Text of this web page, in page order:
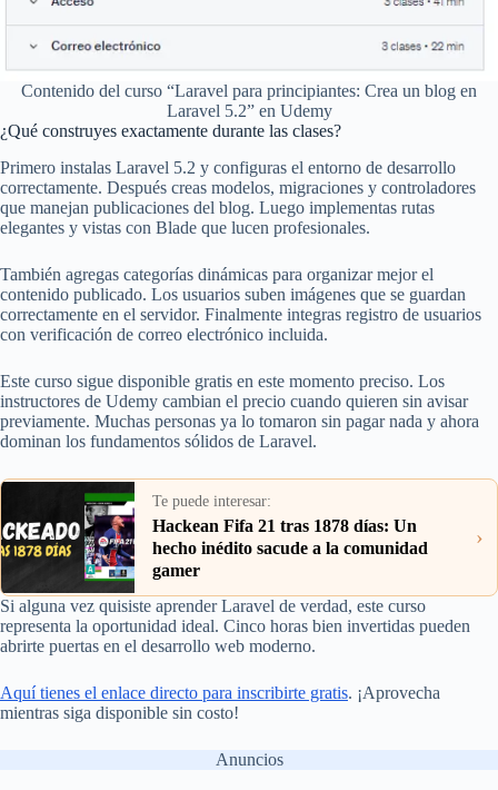
Contenido del curso “Laravel para principiantes: Crea un blog en
Laravel 5.2” en Udemy
¿Qué construyes exactamente durante las clases?
Primero instalas Laravel 5.2 y configuras el entorno de desarrollo
correctamente. Después creas modelos, migraciones y controladores
que manejan publicaciones del blog. Luego implementas rutas
elegantes y vistas con Blade que lucen profesionales.
También agregas categorías dinámicas para organizar mejor el
contenido publicado. Los usuarios suben imágenes que se guardan
correctamente en el servidor. Finalmente integras registro de usuarios
con verificación de correo electrónico incluida.
Este curso sigue disponible gratis en este momento preciso. Los
instructores de Udemy cambian el precio cuando quieren sin avisar
previamente. Muchas personas ya lo tomaron sin pagar nada y ahora
dominan los fundamentos sólidos de Laravel.
Te puede interesar:
Hackean Fifa 21 tras 1878 días: Un
hecho inédito sacude a la comunidad
gamer
›
Si alguna vez quisiste aprender Laravel de verdad, este curso
representa la oportunidad ideal. Cinco horas bien invertidas pueden
abrirte puertas en el desarrollo web moderno.
Aquí tienes el enlace directo para inscribirte gratis. ¡Aprovecha
mientras siga disponible sin costo!
Anuncios